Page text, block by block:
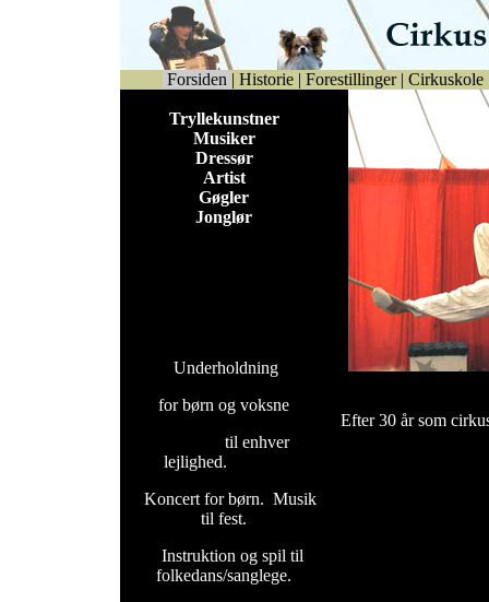
Forsiden | Historie | Forestillinger | Cirkuskole
Tryllekunstner
Musiker
Dressør
Artist
Gøgler
Jonglør
Underholdning
for børn og voksne
til enhver
lejlighed.
Koncert for børn. Musik
til fest.
Instruktion og spil til
folkedans/sanglege.
Efter 30 år som